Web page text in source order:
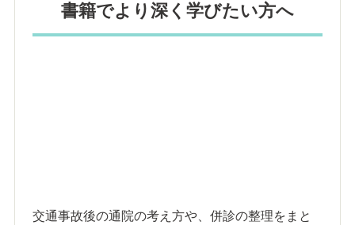
書籍でより深く学びたい方へ
交通事故後の通院の考え方や、併診の整理をまと